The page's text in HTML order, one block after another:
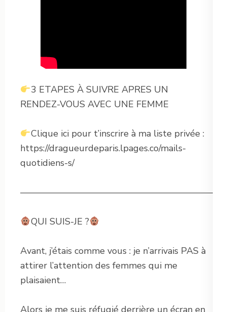
3 ETAPES À SUIVRE APRES UN
RENDEZ-VOUS AVEC UNE FEMME
Clique ici pour t’inscrire à ma liste privée :
https://dragueurdeparis.lpages.co/mails-
quotidiens-s/
QUI SUIS-JE ?
Avant, j’étais comme vous : je n’arrivais PAS à
attirer l’attention des femmes qui me
plaisaient…
Alors je me suis réfugié derrière un écran en